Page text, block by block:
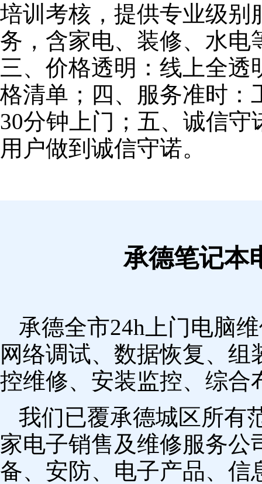
培训考核，提供专业级别
务，含家电、装修、水电
三、价格透明：线上全
格清单；四、服务准时：
30分钟上门；五、诚信
用户做到诚信守诺。
承德笔记本
承德全市24h上门电脑
网络调试、数据恢复、
控维修、安装监控、综合
我们已覆承德城区所有
家电子销售及维修服务公
备、安防、电子产品、信